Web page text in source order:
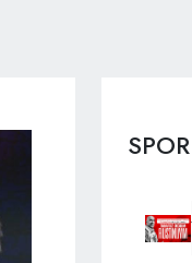
SPOR